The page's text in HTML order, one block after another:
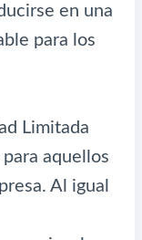
en una
para los
Limitada
aquellos
Al igual